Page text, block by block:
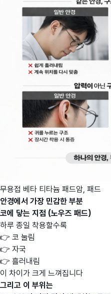
무용접 베타 티타늄 패드암, 패드
안경에서 가장 민감한 부분
코에 닿는 지점 (노우즈 패드)
하루 종일 착용할수록
👉 코 눌림
👉 자국
👉 흘러내림
이 차이가 크게 느껴집니다
그리고 이 부위는